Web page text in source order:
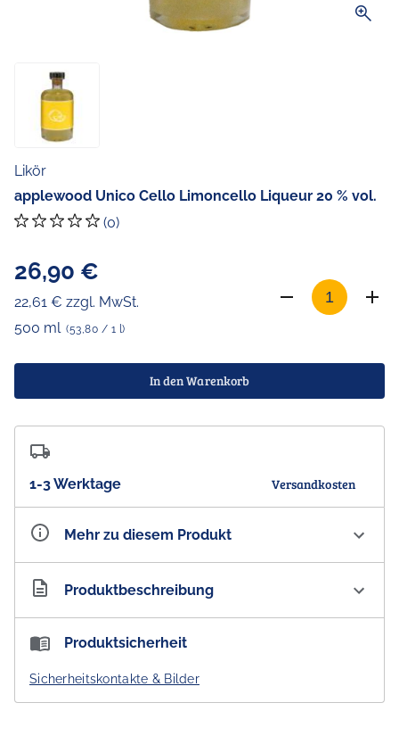
zoom_in
Likör
applewood Unico Cello Limoncello Liqueur 20 % vol.
(0)
26,90 €
22,61 € zzgl. MwSt.
500 ml (53,80 / 1 l)
In den Warenkorb
1-3 Werktage Versandkosten
Mehr zu diesem Produkt
Artikelnummer AU101072
Produktbeschreibung
applewood Unico Cello Limoncello Liqueur 20 % vol.
Dieser Limoncello (nicht Lemoncello) nimmt sich sehr
Produktsicherheit
Sicherheitskontakte & Bilder